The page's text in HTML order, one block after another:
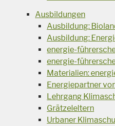
Ausbildungen
Ausbildung:
Ausbildung:
energie-
energie-
Materialien:
Energiepartner
Lehrgang
Grätzeleltern
Urbaner